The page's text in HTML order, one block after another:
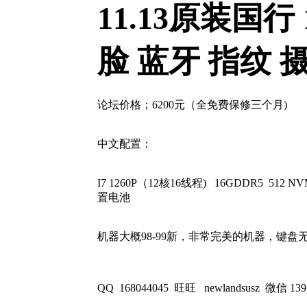
11.13原装国行
脸 蓝牙 指纹
论坛价格；6200元（全免费保修三个月)
中文配置：
I7 1260P（12核16线程) 16GDDR5 512
置电池
机器大概98-99新，非常完美的机器，键盘
QQ 168044045 旺旺 newlandsusz 微信